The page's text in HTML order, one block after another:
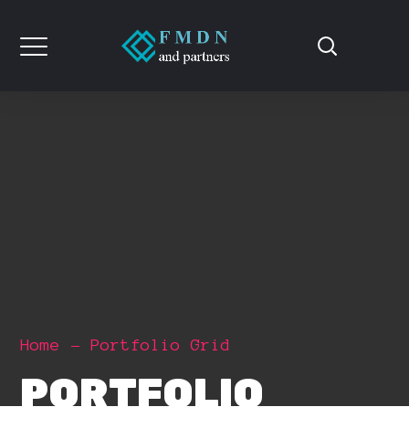
Home Portfolio Grid
PORTFOLIO